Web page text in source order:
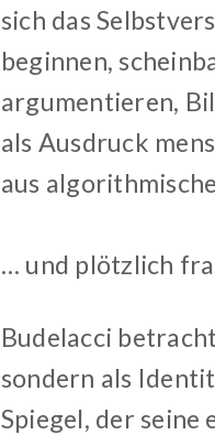
sich das
beginnen,
argumentieren,
als Ausdruck
aus
… und plötzlich
Budelacci
sondern als
Spiegel, der seine